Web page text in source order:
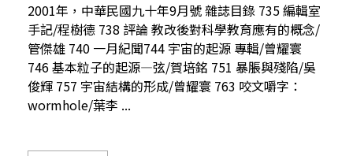
2001年，中華民國九十年9月號 雜誌目錄 735 編輯室
手記/程樹德 738 評論 教改後對科學教育應有的概念/
管傑雄 740 一月紀聞744 宇宙的起源 專輯/曾耀寰
746 基本粒子的起源—弦/賀培銘 751 暴脹與殘陷/吳
俊輝 757 宇宙結構的形成/曾耀寰 763 咬文嚼字：
wormhole/葉李 ...